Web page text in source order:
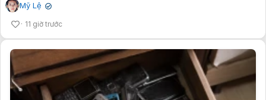
Mỹ Lệ ✔
11 giờ trước